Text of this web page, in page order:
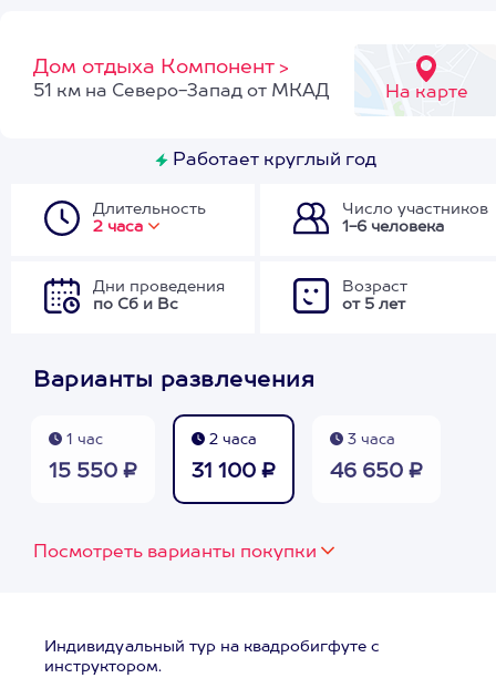
Дом отдыха Компонент >
На карте
51 км на Северо-Запад от МКАД
Работает круглый год
Длительность
2 часа
Число участников
1-6 человека
Дни проведения
по Сб и Вс
Возраст
от 5 лет
Варианты развлечения
1 час
15 550 ₽
2 часа
31 100 ₽
3 часа
46 650 ₽
Посмотреть варианты покупки
Индивидуальный тур на квадробигфуте с
инструктором.